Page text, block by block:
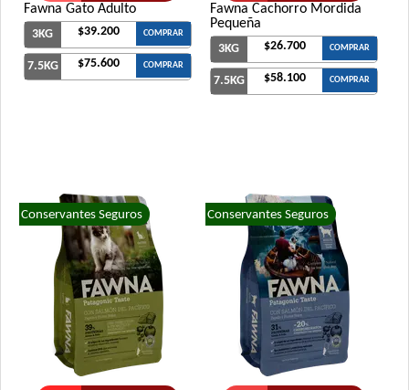
Fawna Gato Adulto
3KG $39.200 COMPRAR
7.5KG $75.600 COMPRAR
Fawna Cachorro Mordida
Pequeña
3KG $26.700 COMPRAR
7.5KG $58.100 COMPRAR
Conservantes Seguros Conservantes Seguros